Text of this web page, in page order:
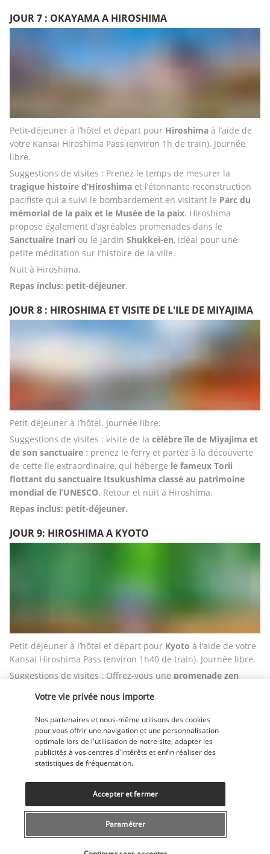
JOUR 7 : OKAYAMA A HIROSHIMA
Petit-déjeuner à l’hôtel et départ pour Hiroshima à l’aide de
votre Kansai Hiroshima Pass (environ 1h de train). Journée
libre.
tragique histoire d’Hiroshima et l’étonnante reconstruction
pacifiste qui a suivi le bombardement en visitant le Parc du
mémorial de la paix et le Musée de la paix. Hiroshima
Sanctuaire Inari ou le jardin Shukkei-en, idéal pour une
petite méditation sur l’histoire de la ville.
Nuit à Hiroshima.
Repas inclus: petit-déjeuner.
JOUR 8 : HIROSHIMA ET VISITE DE L'ILE DE MIYAJIMA
Petit-déjeuner à l’hôtel. Journée libre.
Suggestions de visites : visite de la célèbre île de Miyajima et
de son sanctuaire : prenez le ferry et partez à la découverte
de cette île extraordinaire, qui héberge le fameux Torii
flottant du sanctuaire Itsukushima classé au patrimoine
mondial de l’UNESCO. Retour et nuit à Hiroshima.
Repas inclus: petit-déjeuner.
JOUR 9: HIROSHIMA A KYOTO
Petit-déjeuner à l’hôtel et départ pour Kyoto à l’aide de votre
Kansai Hiroshima Pass (environ 1h40 de train). Journée libre.
Suggestions de visites : Offrez-vous une promenade zen
Poursuivez ensuite par les quartiers du centre-ville pour
flâner à
et voir les Geishas, ou passer voir le
Nishiki, réputé pour sa taille et la diversité des denrées
alimentaires que vous pourrez y trouver. Nuit à Kyoto.
Repas inclus: petit-déjeuner.
JOUR 10 : JOURNEE LIBRE A KYOTO
Votre vie privée nous importe
Nos partenaires et nous-même utilisons des cookies
pour vous offrir une navigation et une personnalisation
optimale lors de l'utilisation de notre site, adapter les
publicités à vos centres d'intérêts et enfin réaliser des
statistiques de fréquentation.
Paramétrer
Accepter et fermer